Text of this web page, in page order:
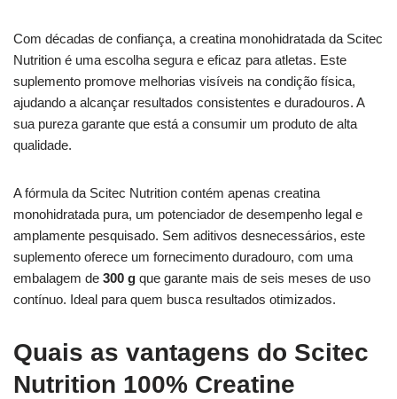
Com décadas de confiança, a creatina monohidratada da Scitec
Nutrition é uma escolha segura e eficaz para atletas. Este
suplemento promove melhorias visíveis na condição física,
ajudando a alcançar resultados consistentes e duradouros. A
sua pureza garante que está a consumir um produto de alta
qualidade.
A fórmula da Scitec Nutrition contém apenas creatina
monohidratada pura, um potenciador de desempenho legal e
amplamente pesquisado. Sem aditivos desnecessários, este
suplemento oferece um fornecimento duradouro, com uma
embalagem de 300 g que garante mais de seis meses de uso
contínuo. Ideal para quem busca resultados otimizados.
Quais as vantagens do Scitec
Nutrition 100% Creatine